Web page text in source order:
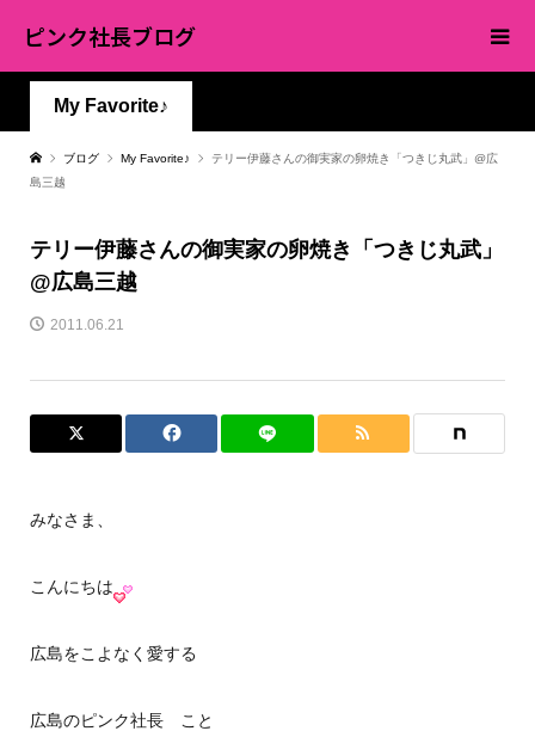
ピンク社長ブログ
My Favorite♪
ブログ My Favorite♪
テリー伊藤さんの御実家の卵焼き「つきじ丸武」@広
島三越
テリー伊藤さんの御実家の卵焼き「つきじ丸武」
@広島三越
2011.06.21
みなさま、
こんにちは
広島をこよなく愛する
広島のピンク社長 こと